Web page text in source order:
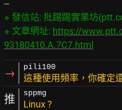
※ 發信站: 批踢踢實業坊
※ 文章網址: https://
93180410.A.7C7.html
→ pili100
這種使用頻率，你確定
推 sppmg
Linux ?